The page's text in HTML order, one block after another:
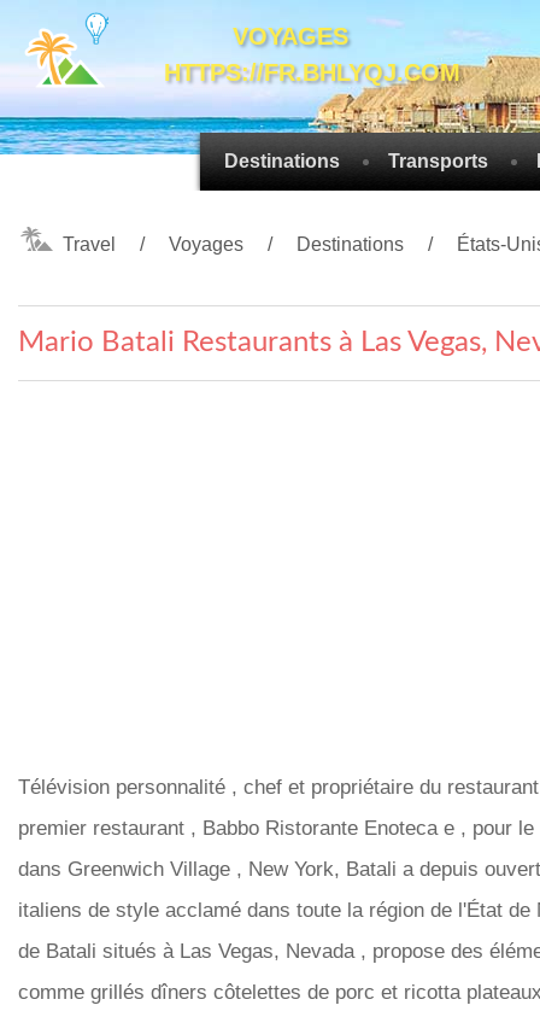
VOYAGES
HTTPS://FR.BHLYQJ.COM
Destinations Transports
Travel Voyages Destinations États-
Mario Batali Restaurants à Las Vegas,
Télévision personnalité , chef et propriétaire du
premier restaurant , Babbo Ristorante Enoteca e , pour
dans Greenwich Village , New York, Batali a depuis
italiens de style acclamé dans toute la région de l'État de
de Batali situés à Las Vegas, Nevada , propose des
comme grillés dîners côtelettes de porc et ricotta